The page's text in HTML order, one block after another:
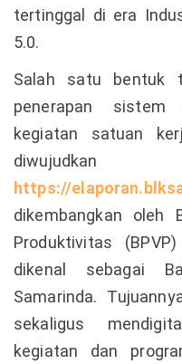
tertinggal di era
5.0.
Salah satu bentuk
penerapan
kegiatan satuan
https://
dikembangkan oleh
Produktivitas
dikenal sebagai
Samarinda.
sekaligus
kegiatan dan